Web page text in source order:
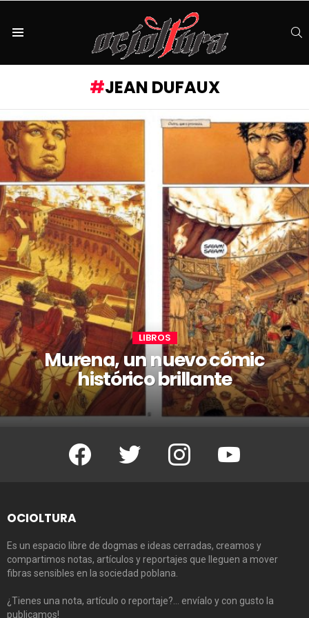
JEAN DUFAUX
LIBROS
Murena, un nuevo cómic
histórico brillante
Facebook Twitter Instagram Youtube
OCIOLTURA
Es un espacio libre de dogmas e ideas cerradas, creamos y
compartimos notas, artículos y reportajes que lleguen a mover
fibras sensibles en la sociedad poblana.
¿Tienes una nota, artículo o reportaje?… envíalo y con gusto la
publicamos!